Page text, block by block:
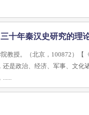
十年秦汉史研究的理
教授。（北京，100872）
是政治、经济、军事、文
......